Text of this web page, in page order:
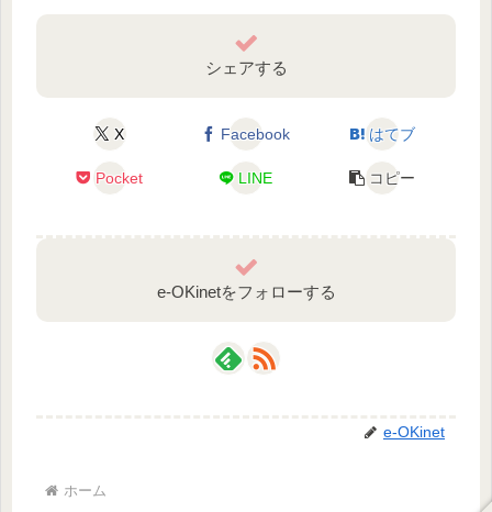
シェアする
X Facebook はてブ
Pocket LINE コピー
e-OKinetをフォローする
e-OKinet
ホーム